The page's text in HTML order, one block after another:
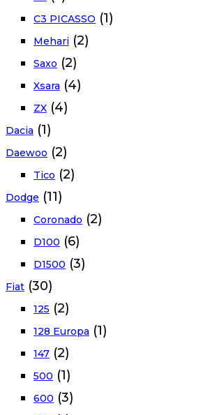
C3 PICASSO (1)
Mehari (2)
Saxo (2)
Xsara (4)
ZX (4)
Dacia (1)
Daewoo (2)
Tico (2)
Dodge (11)
Coronado (2)
D100 (6)
D1500 (3)
Fiat (30)
125 (2)
128 Europa (1)
147 (2)
500 (1)
600 (3)